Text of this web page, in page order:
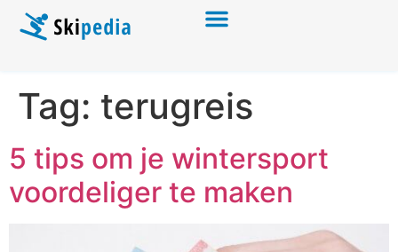
Tag: terugreis
5 tips om je wintersport
voordeliger te maken